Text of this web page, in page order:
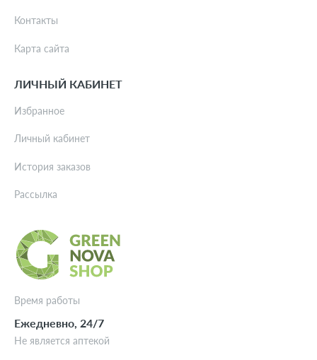
Время работы
Ежедневно, 24/7
Не является аптекой
Контакты
Карта сайта
ЛИЧНЫЙ КАБИНЕТ
Избранное
Личный кабинет
История заказов
Рассылка